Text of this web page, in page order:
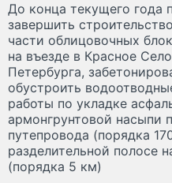
До конца текущего года
завершить
части облицовочных
на въезде в Красное
Петербурга,
обустроить
работы по укладке
армонгрунтовой насыпи
путепровода (порядка
разделительной полосе
(порядка 5 км)